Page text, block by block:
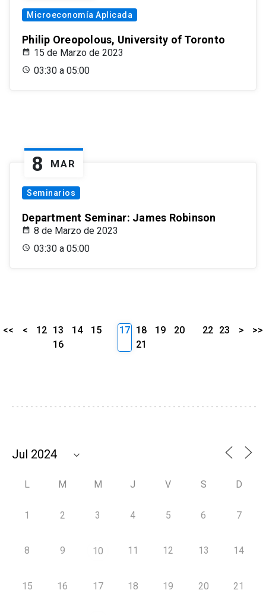
Microeconomía Aplicada
Philip Oreopolous, University of Toronto
15 de Marzo de 2023
03:30 a 05:00
8 MAR
Seminarios
Department Seminar: James Robinson
8 de Marzo de 2023
03:30 a 05:00
<< < 12 13 14
15
16
17 18 19
20
21
22 23 > >>
L M M J V S D
1 2 3 4 5 6 7
8 9 10 11 12 13 14
15 16 17 18 19 20 21